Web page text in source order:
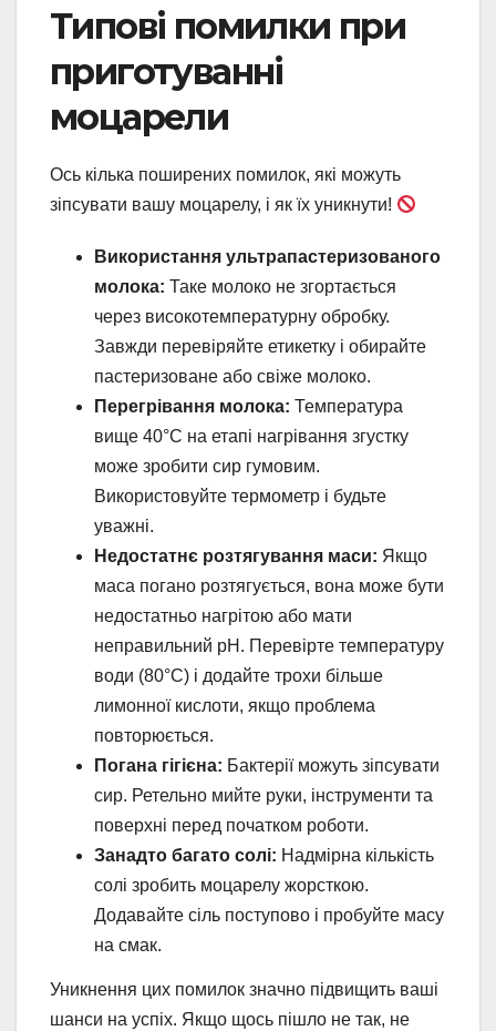
Типові помилки при
приготуванні
моцарели
Ось кілька поширених помилок, які можуть
зіпсувати вашу моцарелу, і як їх уникнути!
Використання ультрапастеризованого
молока: Таке молоко не згортається
через високотемпературну обробку.
Завжди перевіряйте етикетку і обирайте
пастеризоване або свіже молоко.
Перегрівання молока: Температура
вище 40°C на етапі нагрівання згустку
може зробити сир гумовим.
Використовуйте термометр і будьте
уважні.
Недостатнє розтягування маси: Якщо
маса погано розтягується, вона може бути
недостатньо нагрітою або мати
неправильний pH. Перевірте температуру
води (80°C) і додайте трохи більше
лимонної кислоти, якщо проблема
повторюється.
Погана гігієна: Бактерії можуть зіпсувати
сир. Ретельно мийте руки, інструменти та
поверхні перед початком роботи.
Занадто багато солі: Надмірна кількість
солі зробить моцарелу жорсткою.
Додавайте сіль поступово і пробуйте масу
на смак.
Уникнення цих помилок значно підвищить ваші
шанси на успіх. Якщо щось пішло не так, не